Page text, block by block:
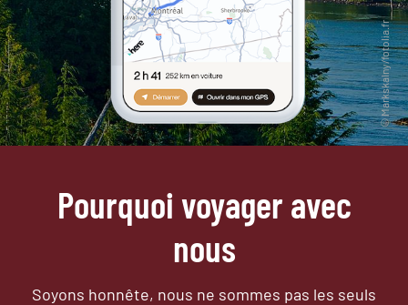
Pourquoi voyager avec
nous
Soyons honnête, nous ne sommes pas les seuls